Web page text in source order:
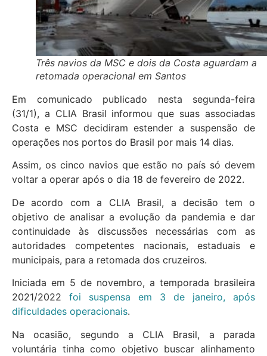
Três navios da MSC e dois da Costa aguardam a
retomada operacional em Santos
Em comunicado publicado nesta segunda-feira
(31/1), a CLIA Brasil informou que suas associadas
Costa e MSC decidiram estender a suspensão de
operações nos portos do Brasil por mais 14 dias.
Assim, os cinco navios que estão no país só devem
voltar a operar após o dia 18 de fevereiro de 2022.
De acordo com a CLIA Brasil, a decisão tem o
objetivo de analisar a evolução da pandemia e dar
continuidade às discussões necessárias com as
autoridades competentes nacionais, estaduais e
municipais, para a retomada dos cruzeiros.
Iniciada em 5 de novembro, a temporada brasileira
2021/2022 foi suspensa em 3 de janeiro, após
dificuldades operacionais.
Na ocasião, segundo a CLIA Brasil, a parada
voluntária tinha como objetivo buscar alinhamento